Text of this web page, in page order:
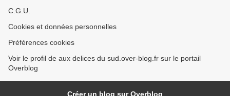
C.G.U.
Cookies et données personnelles
Préférences cookies
Voir le profil de aux delices du sud.over-blog.fr sur le portail
Overblog
Créer un blog sur Overblog